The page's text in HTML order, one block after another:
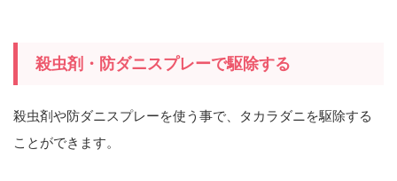
殺虫剤・防ダニスプレーで駆除する
殺虫剤や防ダニスプレーを使う事で、タカラダニを駆除する
ことができます。